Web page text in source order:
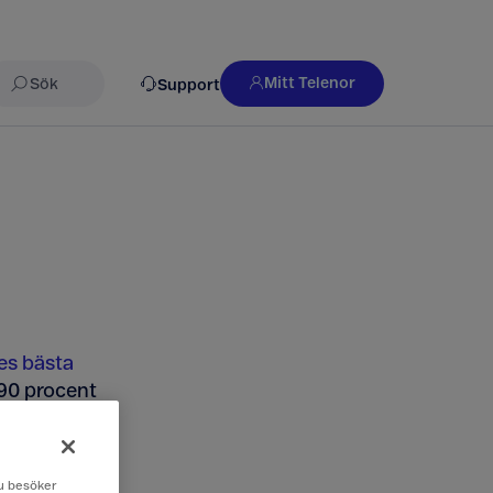
Sök Support Mitt Telenor
bästa
procent
mer om vår
besöker